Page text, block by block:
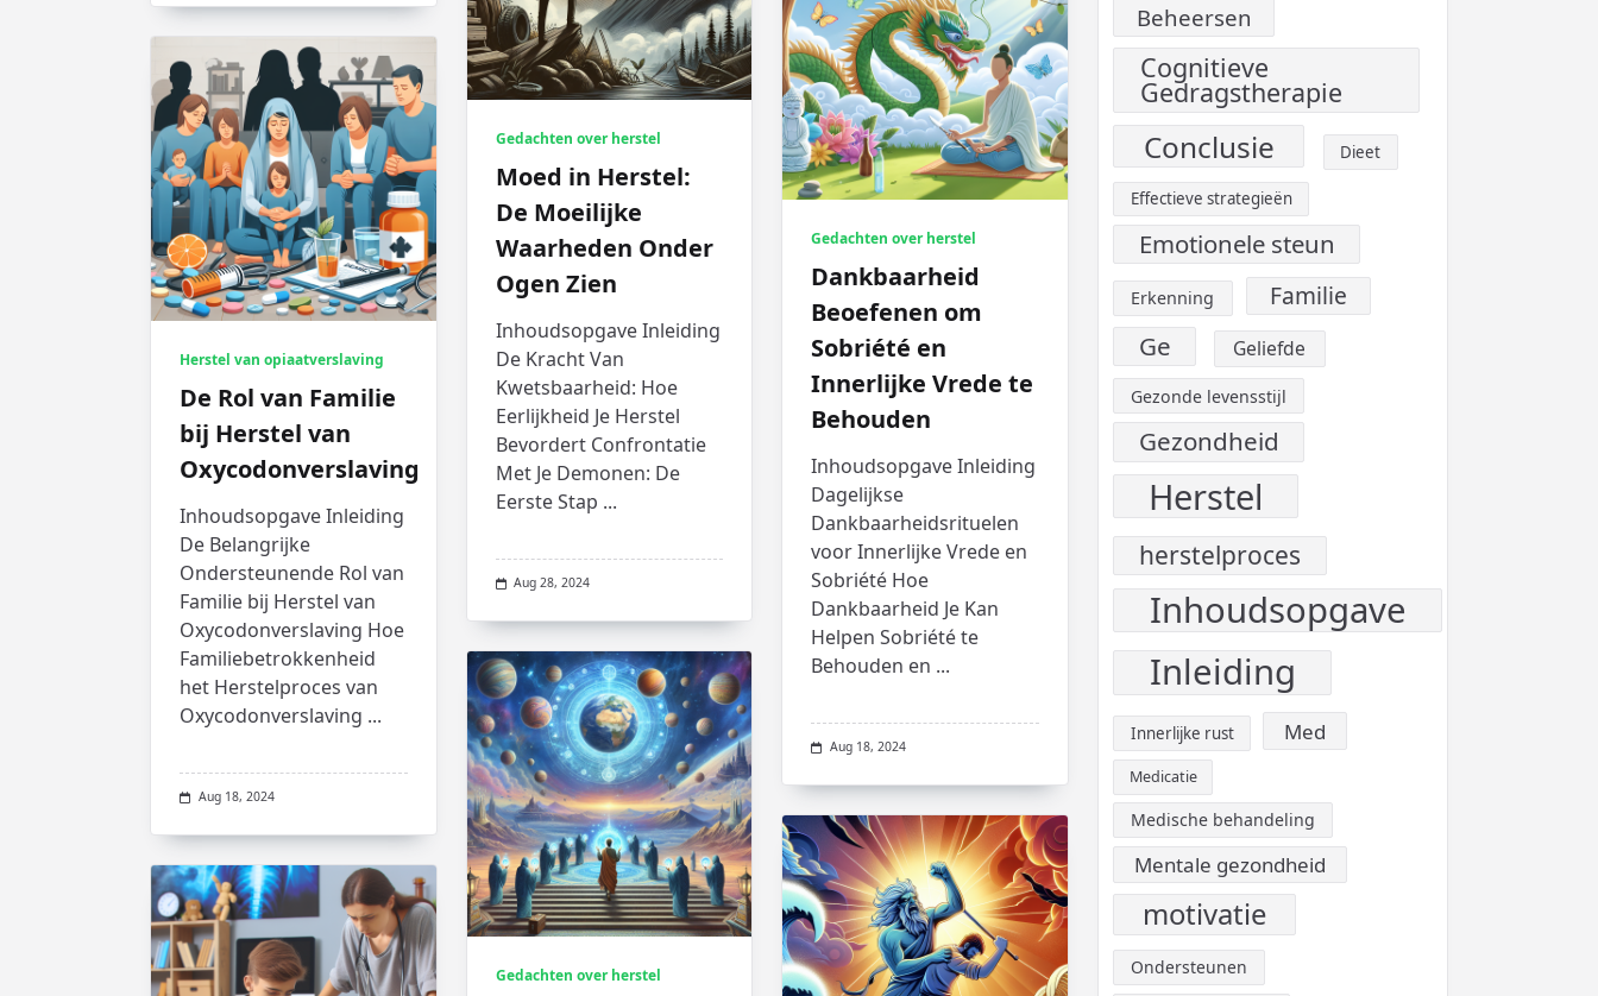
Gedachten over herstel
Moed in Herstel:
De Moeilijke
Waarheden Onder
Ogen Zien
Inhoudsopgave Inleiding
De Kracht Van
Kwetsbaarheid: Hoe
Eerlijkheid Je Herstel
Bevordert Confrontatie
Met Je Demonen: De
Eerste Stap ...
Aug 28, 2024
Gedachten over herstel
Dankbaarheid
Beoefenen om
Sobriété en
Innerlijke Vrede te
Behouden
Inhoudsopgave Inleiding
Dagelijkse
Dankbaarheidsrituelen
voor Innerlijke Vrede en
Sobriété Hoe
Dankbaarheid Je Kan
Helpen Sobriété te
Behouden en ...
Aug 18, 2024
Herstel van opiaatverslaving
De Rol van Familie
bij Herstel van
Oxycodonverslaving
Inhoudsopgave Inleiding
De Belangrijke
Ondersteunende Rol van
Familie bij Herstel van
Oxycodonverslaving Hoe
Familiebetrokkenheid
het Herstelproces van
Oxycodonverslaving ...
Aug 18, 2024
Gedachten over herstel
Beheersen
Cognitieve
Gedragstherapie
Conclusie Dieet
Effectieve strategieën
Emotionele steun
Erkenning Familie
Ge Geliefde
Gezonde levensstijl
Gezondheid
Herstel
herstelproces
Inhoudsopgave
Inleiding
Innerlijke rust Med
Medicatie
Medische behandeling
Mentale gezondheid
motivatie
Ondersteunen